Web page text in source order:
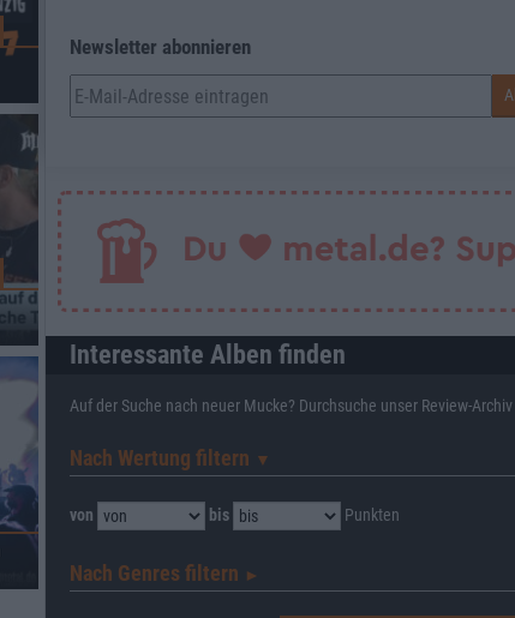
Newsletter abonnieren
Interessante Alben finden
Auf der Suche nach neuer Mucke? Durchsuche unser Review-
Nach Wertung filtern ▼︎
von bis Punkten
Nach Genres filtern ►︎